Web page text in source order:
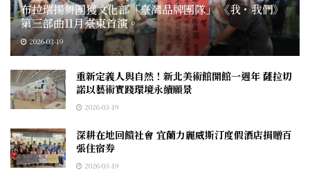
布拉瑞揚舞團獲文化部「臺灣品牌團隊」 《我・我們》
第三部曲11月臺東首演。
2026-03-19
重新定義人與自然！新北美術館開館一週年 薩拉切
諾以藝術實踐環境永續願景
2026-03-19
深耕在地回饋社會 宜蘭力麗威斯汀度假酒店捐贈百
張住宿券
2026-03-19